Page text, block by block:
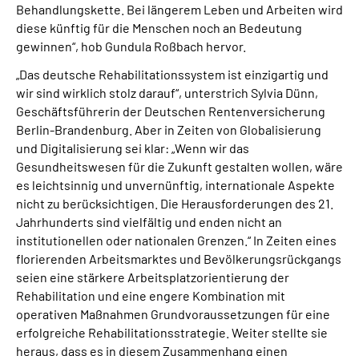
Behandlungskette. Bei längerem Leben und Arbeiten wird
diese künftig für die Menschen noch an Bedeutung
gewinnen“, hob Gundula Roßbach hervor.
„Das deutsche Rehabilitationssystem ist einzigartig und
wir sind wirklich stolz darauf“, unterstrich Sylvia Dünn,
Geschäftsführerin der Deutschen Rentenversicherung
Berlin-Brandenburg. Aber in Zeiten von Globalisierung
und Digitalisierung sei klar: „Wenn wir das
Gesundheitswesen für die Zukunft gestalten wollen, wäre
es leichtsinnig und unvernünftig, internationale Aspekte
nicht zu berücksichtigen. Die Herausforderungen des 21.
Jahrhunderts sind vielfältig und enden nicht an
institutionellen oder nationalen Grenzen.“ In Zeiten eines
florierenden Arbeitsmarktes und Bevölkerungsrückgangs
seien eine stärkere Arbeitsplatzorientierung der
Rehabilitation und eine engere Kombination mit
operativen Maßnahmen Grundvoraussetzungen für eine
erfolgreiche Rehabilitationsstrategie. Weiter stellte sie
heraus, dass es in diesem Zusammenhang einen